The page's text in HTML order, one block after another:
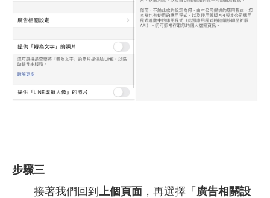
步驟三
接著我們回到
上個頁面 ，再選擇「 廣告相關設